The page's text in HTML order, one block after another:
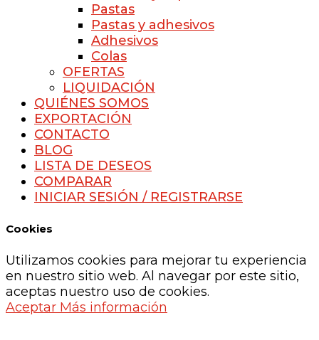
Pastas
Pastas y adhesivos
Adhesivos
Colas
OFERTAS
LIQUIDACIÓN
QUIÉNES SOMOS
EXPORTACIÓN
CONTACTO
BLOG
LISTA DE DESEOS
COMPARAR
INICIAR SESIÓN / REGISTRARSE
Cookies
Utilizamos cookies para mejorar tu experiencia
en nuestro sitio web. Al navegar por este sitio,
aceptas nuestro uso de cookies.
Aceptar Más información